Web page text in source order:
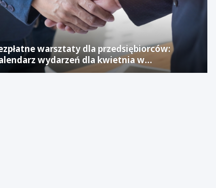
warsztaty dla przedsiębiorców:
wydarzeń dla kwietnia w
Laboratorium Biznesu